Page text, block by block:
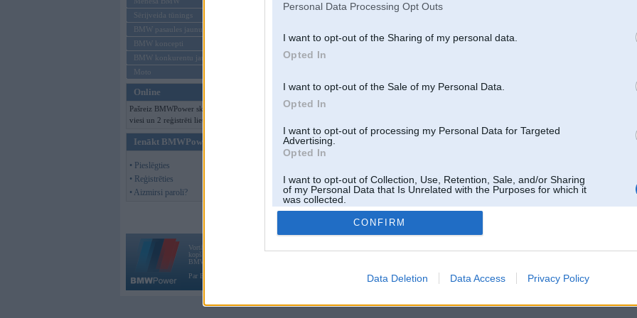
Personal Data Processing Opt Outs
I want to opt-out of the Sharing of my personal data.
Opted In
I want to opt-out of the Sale of my Personal Data.
Opted In
I want to opt-out of processing my Personal Data for Targeted
Advertising.
Opted In
I want to opt-out of Collection, Use, Retention, Sale, and/or Sharing
of my Personal Data that Is Unrelated with the Purposes for which it
was collected.
Opted Out
CONFIRM
Data Deletion Data Access Privacy Policy
Sērijveida tūnings
BMW pasaules jaunumi
BMW koncepti
BMW konkurentu jaunumi
Moto
Online
Pašreiz BMWPower skatās 137
viesi un 2 reģistrēti lietotāji.
Ienākt BMWPower
• Pieslēgties
• Reģistrēties
• Aizmirsi paroli?
Vortāls BMWPower.lv darbojas
kopš 2002. gada 14. maija. Tas nav auto klubs un nav saistīts ar
BMW AG.
Par BMWPower